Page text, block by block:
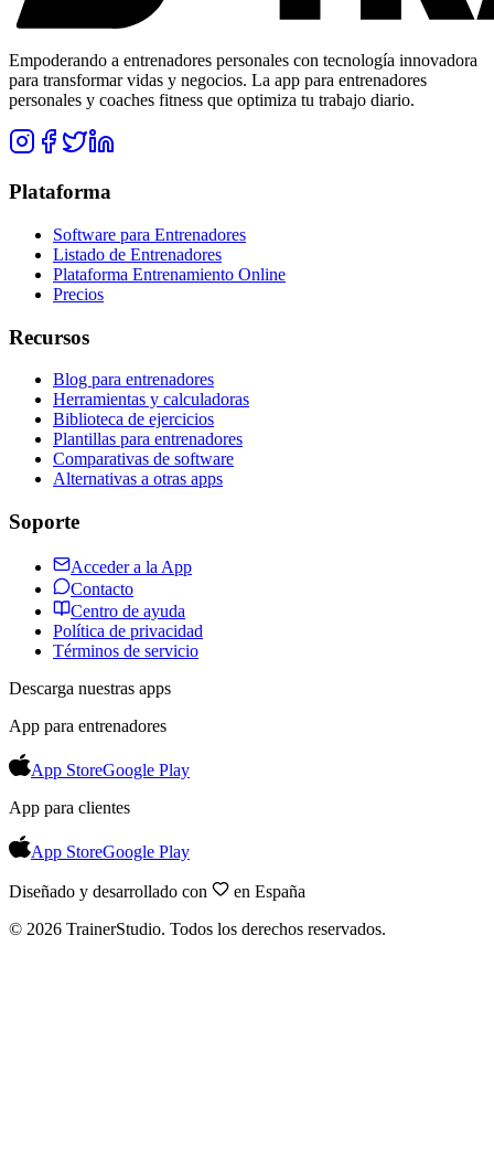
Empoderando a entrenadores personales con tecnología innovadora
para transformar vidas y negocios. La app para entrenadores
personales y coaches fitness que optimiza tu trabajo diario.
Plataforma
Software para Entrenadores
Listado de Entrenadores
Plataforma Entrenamiento Online
Precios
Recursos
Blog para entrenadores
Herramientas y calculadoras
Biblioteca de ejercicios
Plantillas para entrenadores
Comparativas de software
Alternativas a otras apps
Soporte
Acceder a la App
Contacto
Centro de ayuda
Política de privacidad
Términos de servicio
Descarga nuestras apps
App para entrenadores
App StoreGoogle Play
App para clientes
App StoreGoogle Play
Diseñado y desarrollado con
en España
© 2026 TrainerStudio. Todos los derechos reservados.